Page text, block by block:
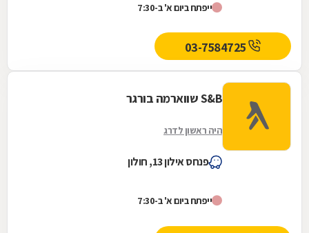
ייפתח ביום א' ב-7:30
03-7584725
S&B שווארמה בורגר
היה ראשון לדרג
פנחס אילון 13, חולון
ייפתח ביום א' ב-7:30